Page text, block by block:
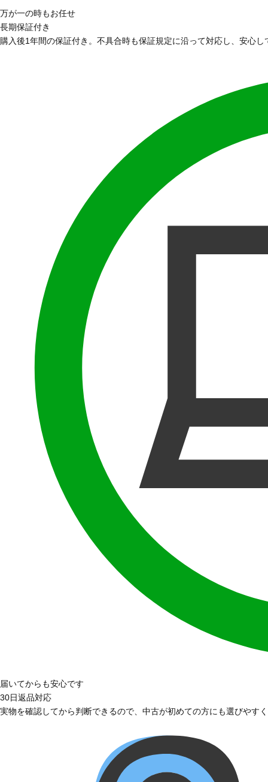
万が一の時もお任せ
長期保証付き
購入後1年間の保証付き。不具合時も保証規定に沿って対応し、安心
届いてからも安心です
30日返品対応
実物を確認してから判断できるので、中古が初めての方にも選びやす